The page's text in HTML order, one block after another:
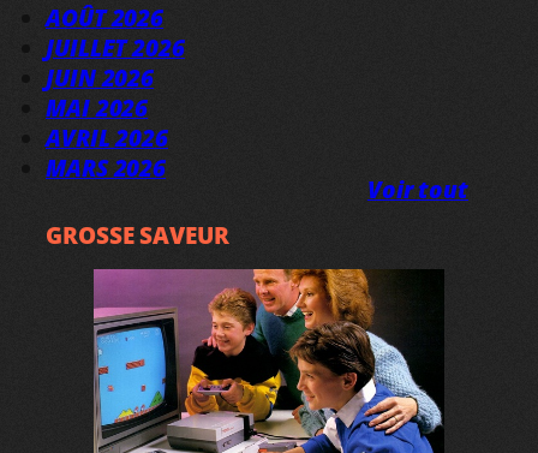
AOÛT 2026
JUILLET 2026
JUIN 2026
MAI 2026
AVRIL 2026
MARS 2026
Voir tout
GROSSE SAVEUR